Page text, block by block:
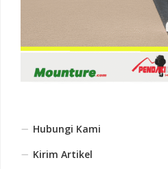
Hubungi Kami
Kirim Artikel